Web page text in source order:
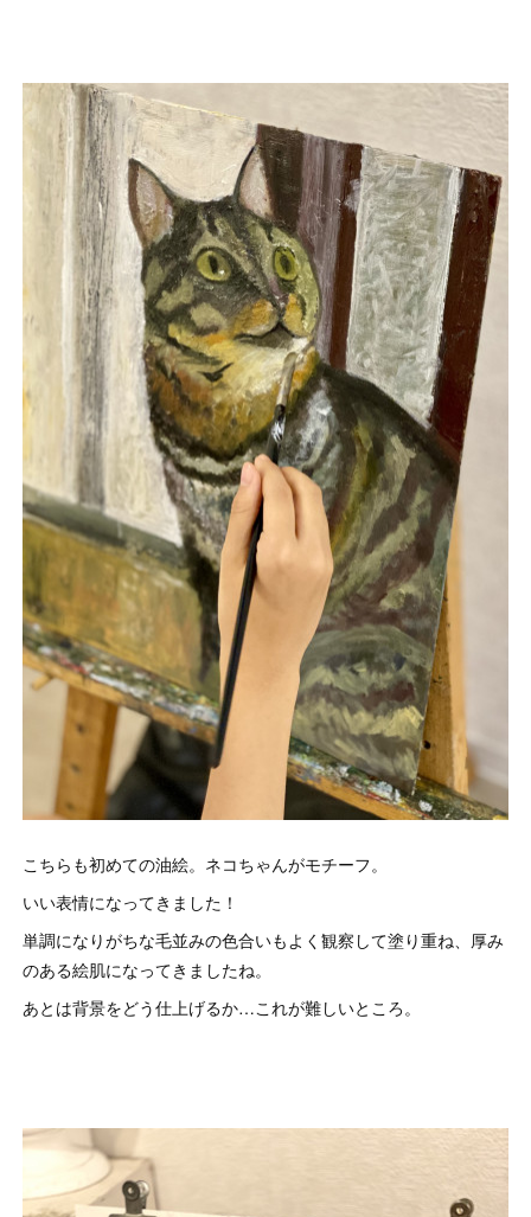
こちらも初めての油絵。ネコちゃんがモチーフ。
いい表情になってきました！
単調になりがちな毛並みの色合いもよく観察して塗り重ね、厚み
のある絵肌になってきましたね。
あとは背景をどう仕上げるか…これが難しいところ。